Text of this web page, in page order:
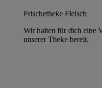
Frischetheke Fleisch
Wir halten für dich eine
unserer Theke bereit.